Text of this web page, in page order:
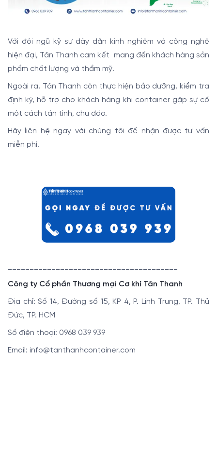
Với đội ngũ kỹ sư dày dặn kinh nghiệm và công nghệ
hiện đại, Tân Thanh cam kết mang đến khách hàng sản
phẩm chất lượng và thẩm mỹ.
Ngoài ra, Tân Thanh còn thực hiện bảo dưỡng, kiểm tra
định kỳ, hỗ trợ cho khách hàng khi container gặp sự cố
một cách tận tình, chu đáo.
Hãy liên hệ ngay với chúng tôi để nhận được tư vấn
miễn phí.
Công ty Cổ phần Thương mại Cơ khí Tân Thanh
Địa chỉ: Số 14, Đường số 15, KP 4, P. Linh Trung, TP. Thủ
Đức, TP. HCM
Số điện thoại: 0968 039 939
Email: info@tanthanhcontainer.com